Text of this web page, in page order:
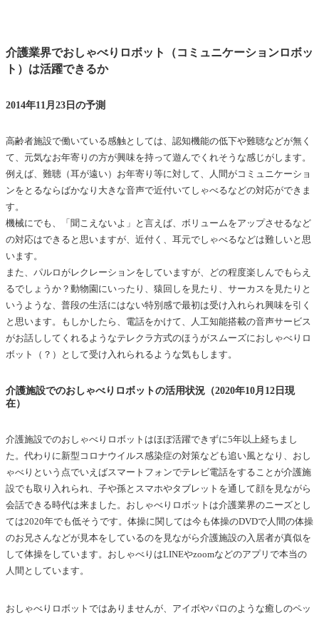
介護業界でおしゃべりロボット（コミュニケーションロボッ
ト）は活躍できるか
2014年11月23日の予測
高齢者施設で働いている感触としては、認知機能の低下や難聴などが無く
て、元気なお年寄りの方が興味を持って遊んでくれそうな感じがします。
例えば、難聴（耳が遠い）お年寄り等に対して、人間がコミュニケーショ
ンをとるならばかなり大きな音声で近付いてしゃべるなどの対応ができま
す。
機械にでも、「聞こえないよ」と言えば、ボリュームをアップさせるなど
の対応はできると思いますが、近付く、耳元でしゃべるなどは難しいと思
います。
また、パルロがレクレーションをしていますが、どの程度楽しんでもらえ
るでしょうか？動物園にいったり、猿回しを見たり、サーカスを見たりと
いうような、普段の生活にはない特別感で最初は受け入れられ興味を引く
と思います。もしかしたら、電話をかけて、人工知能搭載の音声サービス
がお話ししてくれるようなテレクラ方式のほうがスムーズにおしゃべりロ
ボット（？）として受け入れられるような気もします。
介護施設でのおしゃべりロボットの活用状況（2020年10月12日現
在）
介護施設でのおしゃべりロボットはほぼ活躍できずに5年以上経ちまし
た。代わりに新型コロナウイルス感染症の対策なども追い風となり、おし
ゃべりという点でいえばスマートフォンでテレビ電話をすることが介護施
設でも取り入れられ、子や孫とスマホやタブレットを通して顔を見ながら
会話できる時代は来ました。おしゃべりロボットは介護業界のニーズとし
ては2020年でも低そうです。体操に関しては今も体操のDVDで人間の体操
のお兄さんなどが見本をしているのを見ながら介護施設の入居者が真似を
して体操をしています。おしゃべりはLINEやzoomなどのアプリで本当の
人間としています。
おしゃべりロボットではありませんが、アイボやパロのような癒しのペッ